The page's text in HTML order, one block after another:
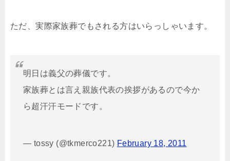
ただ、実際家族葬でもされる方はいらっしゃいます。
明日は義父の葬儀です。
家族葬とは言え親族代表の挨拶があるので今か
ら超汗汗モードです。
— tossy (@tkmerco221) February 18, 2011